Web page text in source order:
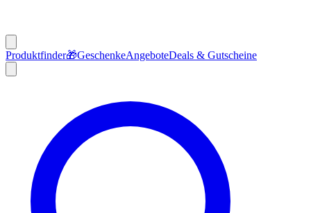
Produktfinder🎁GeschenkeAngeboteDeals & Gutscheine